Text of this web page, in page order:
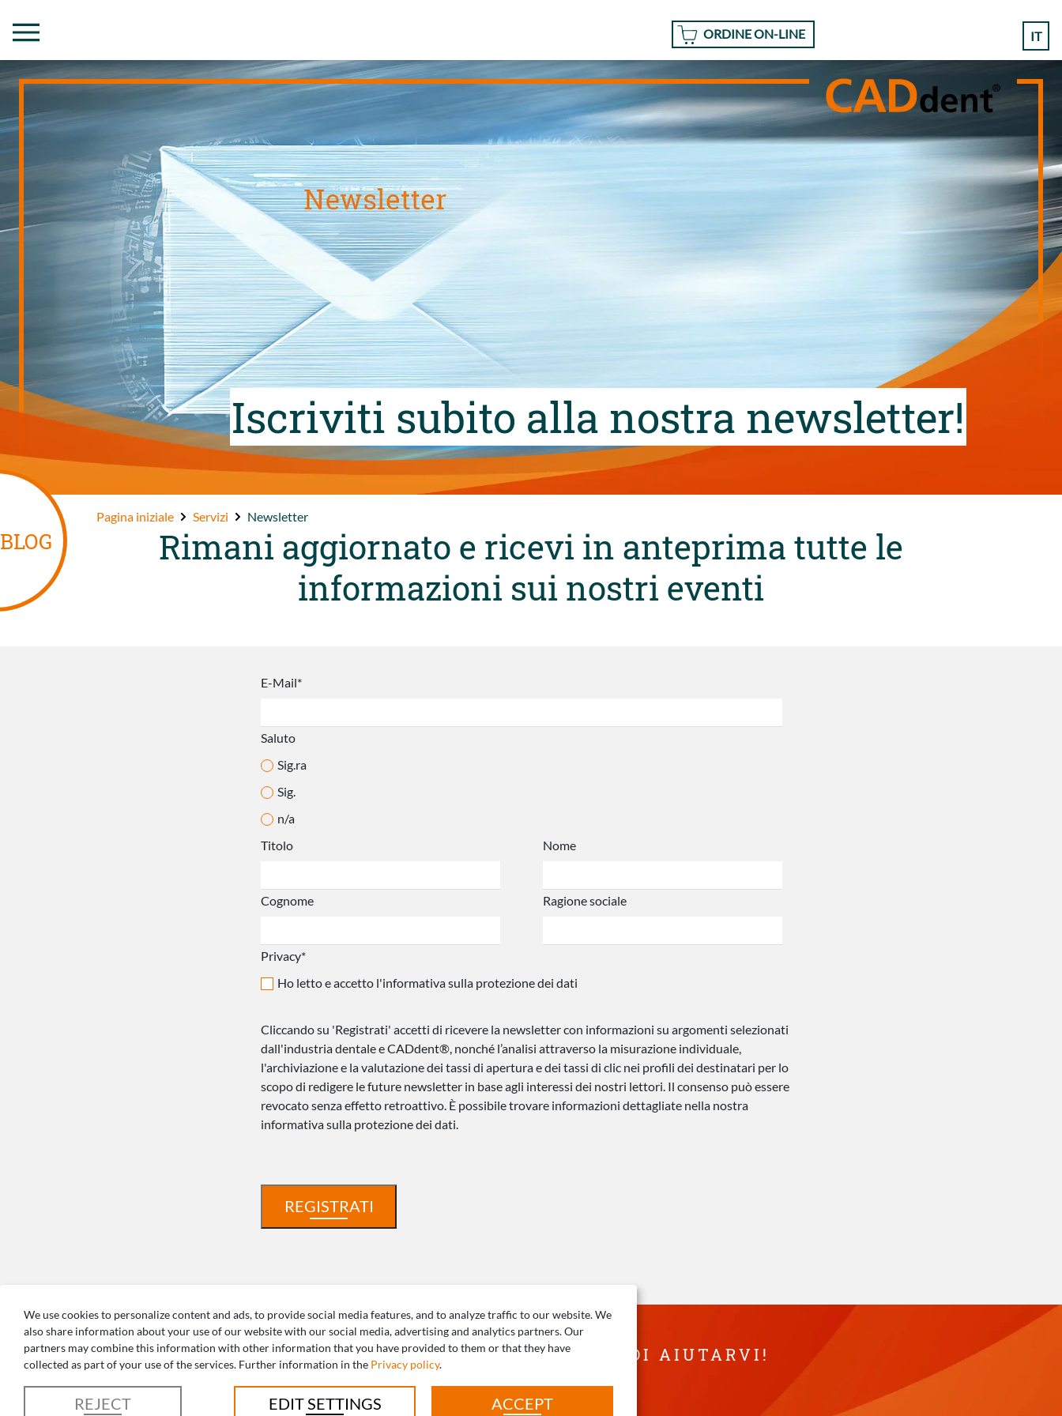
ORDINE ON-LINE IT
Iscriviti subito alla nostra newsletter!
Pagina iniziale Servizi Newsletter
Rimani aggiornato e ricevi in anteprima tutte le
informazioni sui nostri eventi
E-Mail*
Saluto
Sig.ra
Sig.
n/a
Titolo
Nome
Cognome Ragione sociale
Privacy*
Ho letto e accetto l'informativa sulla protezione dei dati
Cliccando su 'Registrati' accetti di ricevere la newsletter con informazioni su argomenti selezionati
dall'industria dentale e CADdent®, nonché l’analisi attraverso la misurazione individuale,
l'archiviazione e la valutazione dei tassi di apertura e dei tassi di clic nei profili dei destinatari per lo
scopo di redigere le future newsletter in base agli interessi dei nostri lettori. Il consenso può essere
revocato senza effetto retroattivo. È possibile trovare informazioni dettagliate nella nostra
informativa sulla protezione dei dati.
REGISTRATI
BLOG
AVETE DOMANDE? SIAMO LIETI DI AIUTARVI!
+39 0471 1660026
We use cookies to personalize content and ads, to provide social media features, and to analyze traffic to our website. We
also share information about your use of our website with our social media, advertising and analytics partners. Our
partners may combine this information with other information that you have provided to them or that they have
collected as part of your use of the services. Further information in the Privacy policy.
EDIT SETTINGS
REJECT ACCEPT